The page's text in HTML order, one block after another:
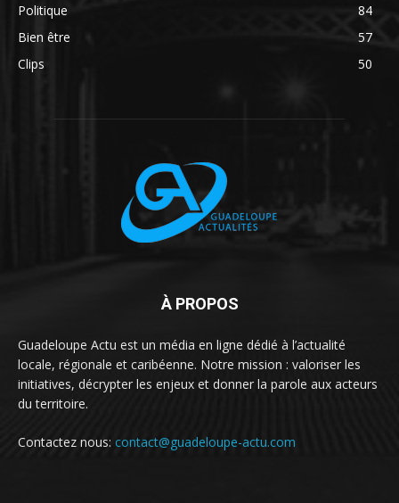
Politique
84
Bien être
57
Clips
50
À PROPOS
Guadeloupe Actu est un média en ligne dédié à l’actualité
locale, régionale et caribéenne. Notre mission : valoriser les
initiatives, décrypter les enjeux et donner la parole aux acteurs
du territoire.
Contactez nous: contact@guadeloupe-actu.com